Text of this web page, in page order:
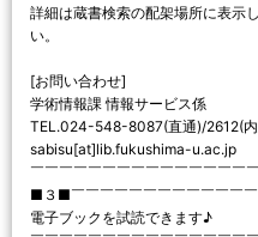
詳細は蔵書検索の配架場所に表示
い。
[お問い合わせ]
学術情報課 情報サービス係
TEL.024-548-8087(直通)/2612(
sabisu[at]lib.fukushima-u.ac.jp
￣￣￣￣￣￣￣￣￣￣￣￣￣￣￣
■３■￣￣￣￣￣￣￣￣￣￣￣￣
電子ブックを試読できます♪